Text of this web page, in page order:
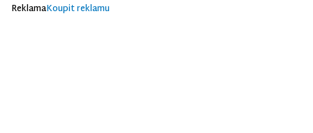
ReklamaKoupit reklamu